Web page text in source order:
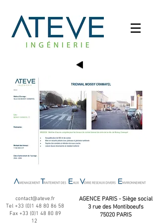
contact@ateve.fr
Tel +33 (0)1 48 80 86 58
Fax +33 (0)1 48 80 89
12
AGENCE PARIS - Siège social
3 rue des Montiboeufs
75020 PARIS